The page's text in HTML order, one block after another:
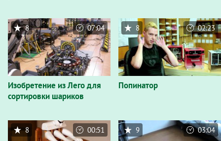
Изобретение из Лего для
сортировки шариков
8 07:04
Попинатор
8 02:23
8 00:51 9 03:04